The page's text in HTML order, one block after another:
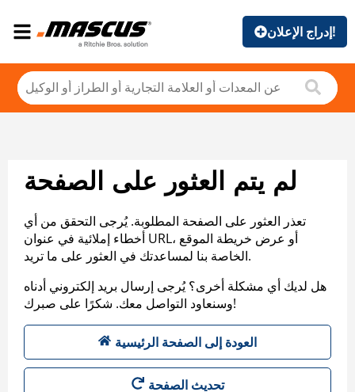
إدراج الإعلان!
لم يتم العثور على الصفحة
تعذر العثور على الصفحة المطلوبة. يُرجى التحقق من أي
أخطاء إملائية في عنوان URL، أو عرض خريطة الموقع
الخاصة بنا لمساعدتك في العثور على ما تريد.
هل لديك أي مشكلة أخرى؟ يُرجى إرسال بريد إلكتروني أدناه
وسنعاود التواصل معك. شكرًا على صبرك!
العودة إلى الصفحة الرئيسية
تحديث الصفحة